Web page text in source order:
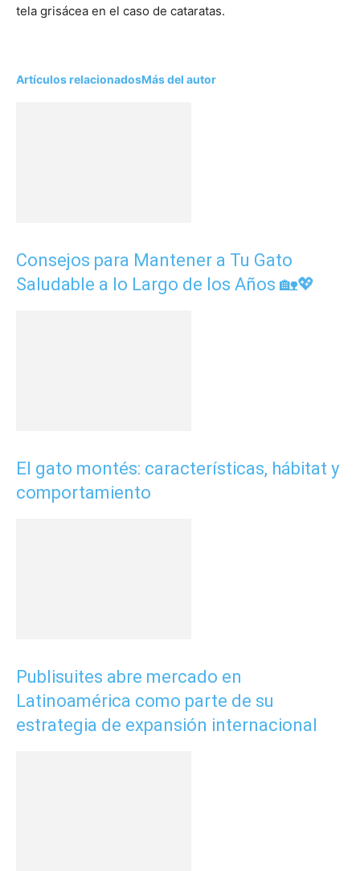
tela grisácea en el caso de cataratas.
Artículos relacionadosMás del autor
Consejos para Mantener a Tu Gato
Saludable a lo Largo de los Años 🏡💖
El gato montés: características, hábitat y
comportamiento
Publisuites abre mercado en
Latinoamérica como parte de su
estrategia de expansión internacional